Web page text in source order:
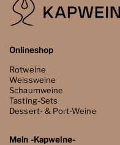
Onlineshop
Rotweine
Weissweine
Schaumweine
Tasting-Sets
Dessert- & Port-Weine
Mein -Kapweine-